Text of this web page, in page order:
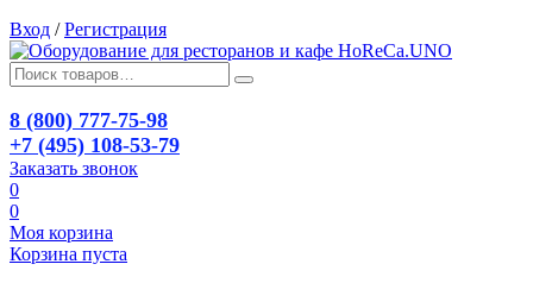
Вход / Регистрация
8 (800) 777-75-98
+7 (495) 108-53-79
Заказать звонок
0
0
Моя корзина
Корзина пуста